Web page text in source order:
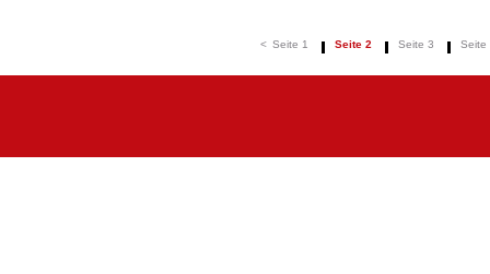
< Seite 1 Seite 2 Seite 3 Seite